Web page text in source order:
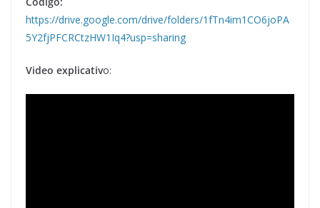
https://drive.google.com/drive/folders/1fTn4im1CO6joPA
5Y2fjPFCRCtzHW1Iq4?usp=sharing
Video explicativo: